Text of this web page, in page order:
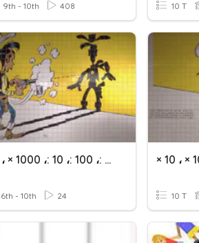
9th - 10th 408 10 T
× 10 ، × 100 ، × 1000 ،: 10 ،: 100 ،: 1000
6th - 10th 24 10 T